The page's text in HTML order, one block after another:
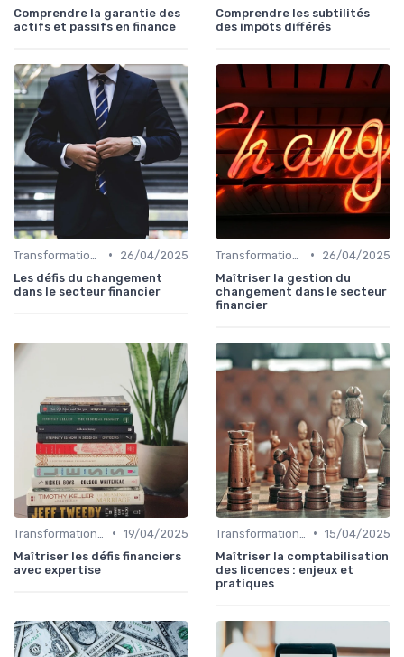
Comprendre la garantie des
actifs et passifs en finance
Comprendre les subtilités
des impôts différés
•
26/04/2025
Les défis du changement
dans le secteur financier
•
26/04/2025
Maîtriser la gestion du
changement dans le secteur
financier
• 19/04/2025
Maîtriser les défis financiers
avec expertise
• 15/04/2025
Maîtriser la comptabilisation
des licences : enjeux et
pratiques